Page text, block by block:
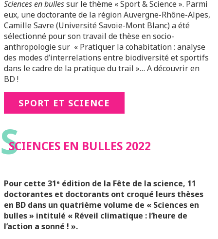
Sciences en bullessur le thème « Sport & Science ». Parmi
eux, une doctorante de la région Auvergne-Rhône-Alpes,
Camille Savre (Université Savoie-Mont Blanc) a été
sélectionné pour son travail de thèse en socio-
anthropologie sur « Pratiquer la cohabitation : analyse
des modes d’interrelations entre biodiversité et sportifs
dans le cadre de la pratique du trail »… A découvrir en
BD !
SPORT ET SCIENCE
S
SCIENCES EN BULLES 2022
Pour cette 31ᵉ édition de la Fête de la science, 11
doctorantes et doctorants ont croqué leurs thèses
en BD dans un quatrième volume de « Sciences en
bulles » intitulé « Réveil climatique : l’heure de
l’action a sonné ! ».